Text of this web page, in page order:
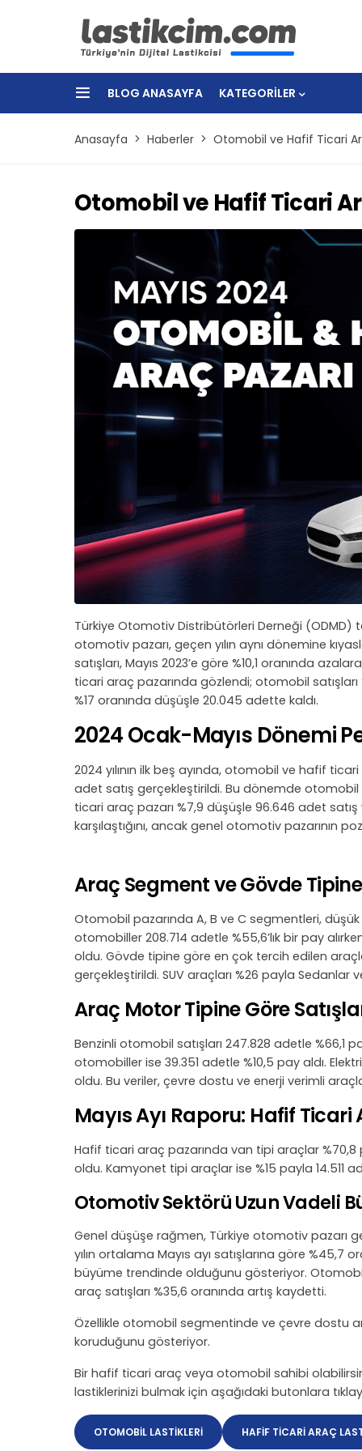
BLOG ANASAYFA KATEGORILER
Anasayfa Haberler Otomobil ve Hafif Ticari
Otomobil ve Hafif Ticari
Türkiye Otomotiv Distribütörleri Derneği (ODMD)
otomotiv pazarı, geçen yılın aynı dönemine
satışları, Mayıs 2023’e göre %10,1 oranında
ticari araç pazarında gözlendi; otomobil
%17 oranında düşüşle 20.045 adette kaldı.
2024 Ocak-Mayıs Dönemi
2024 yılının ilk beş ayında, otomobil ve hafif
adet satış gerçekleştirildi. Bu dönemde otomobil
ticari araç pazarı %7,9 düşüşle 96.646 adet
karşılaştığını, ancak genel otomotiv pazarının
Araç Segment ve Gövde
Otomobil pazarında A, B ve C segmentleri,
otomobiller 208.714 adetle %55,6’lık bir pay
oldu. Gövde tipine göre en çok tercih edilen
gerçekleştirildi. SUV araçları %26 payla
Araç Motor Tipine Göre
Benzinli otomobil satışları 247.828 adetle %66,1
otomobiller ise 39.351 adetle %10,5 pay aldı.
oldu. Bu veriler, çevre dostu ve enerji verimli
Mayıs Ayı Raporu: Hafif
Hafif ticari araç pazarında van tipi araçlar
oldu. Kamyonet tipi araçlar ise %15 payla 14.511
Otomotiv Sektörü Uzun Vadeli
Genel düşüşe rağmen, Türkiye otomotiv pazarı
yılın ortalama Mayıs ayı satışlarına göre %45,7
büyüme trendinde olduğunu gösteriyor.
araç satışları %35,6 oranında artış kaydetti.
Özellikle otomobil segmentinde ve çevre dostu
koruduğunu gösteriyor.
Bir hafif ticari araç veya otomobil sahibi
lastiklerinizi bulmak için aşağıdaki butonlara
OTOMOBİL LASTİKLERİ HAFİF TİCARİ ARAÇ